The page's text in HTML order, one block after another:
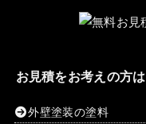
お見積をお考えの方
外壁塗装の塗料